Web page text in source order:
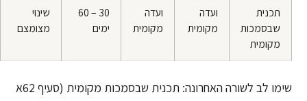
תכנית
שבסמכות
מקומית
ועדה
מקומית
ועדה
מקומית
60 – 30
ימים
שינוי
מצומצם
שימו לב לשורה האחרונה: תכנית שבסמכות מקומית (סעיף 62א